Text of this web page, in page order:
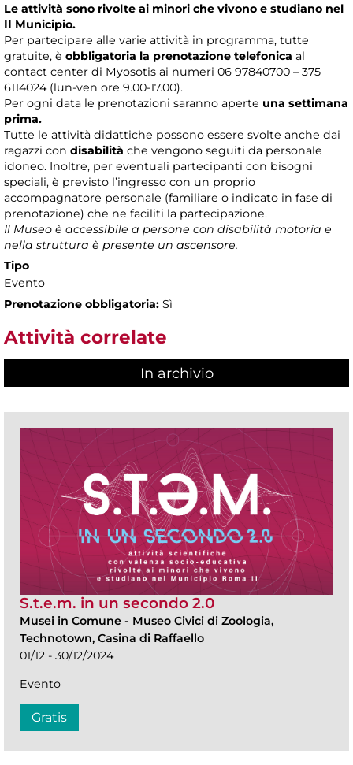
Le attività sono rivolte ai minori che vivono e studiano nel
II Municipio.
Per partecipare alle varie attività in programma, tutte
gratuite, è obbligatoria la prenotazione telefonica al
contact center di Myosotis ai numeri 06 97840700 – 375
6114024 (lun-ven ore 9.00-17.00).
Per ogni data le prenotazioni saranno aperte una settimana
prima.
Tutte le attività didattiche possono essere svolte anche dai
ragazzi con disabilità che vengono seguiti da personale
idoneo. Inoltre, per eventuali partecipanti con bisogni
speciali, è previsto l’ingresso con un proprio
accompagnatore personale (familiare o indicato in fase di
prenotazione) che ne faciliti la partecipazione.
Il Museo è accessibile a persone con disabilità motoria e
nella struttura è presente un ascensore.
Tipo
Evento
Prenotazione obbligatoria: Sì
Attività correlate
In archivio
S.t.e.m. in un secondo 2.0
Musei in Comune - Museo Civici di Zoologia,
Technotown, Casina di Raffaello
01/12 - 30/12/2024
Evento
Gratis